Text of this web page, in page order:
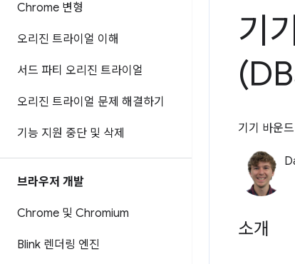
Chrome 변형
오리진 트라이얼 이해
서드 파티 오리진 트라이얼
오리진 트라이얼 문제 해결하기
기능 지원 중단 및 삭제
브라우저 개발
Chrome 및 Chromium
Blink 렌더링 엔진
기
기기 바운
소개